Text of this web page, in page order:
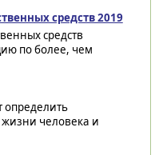
средств 2019
средств
по более, чем
определить
человека и